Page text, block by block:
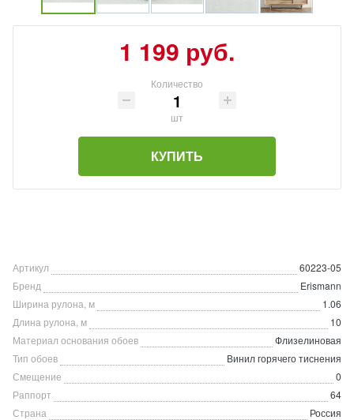
1 199 руб.
Количество
шт
КУПИТЬ
Артикул
60223-05
Бренд
Erismann
Ширина рулона, м
1.06
Длина рулона, м
10
Материал основания обоев
Флизелиновая
Тип обоев
Винил горячего тиснения
Смещение
0
Раппорт
64
Страна
Россия